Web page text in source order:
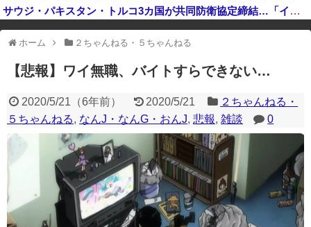
サウジ・パキスタン・トルコ3カ国が共同防衛協定締結…「イスラム版NATO」指摘も！
※アドブロック等の広告非表示プラグインやアドオンを利用している場合、
一部のコンテンツが表示されなくなったり、サイト全体のレイアウトが崩れ
たりする場合があります。
ホーム ２ちゃんねる・５ちゃんねる
【悲報】ワイ無職、バイトすらできない…
2020/5/21 （6年前） 2020/5/21
２ちゃんねる・
５ちゃんねる, なんJ・なんG・おんJ, 悲報, 雑談 0